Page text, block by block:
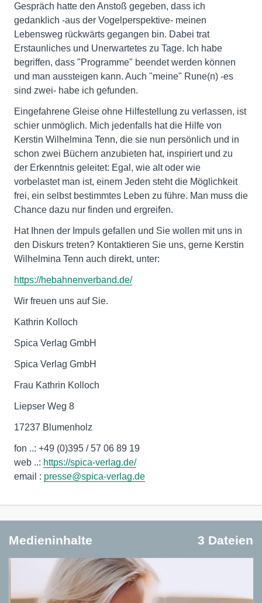
Gespräch hatte den Anstoß gegeben, dass ich
gedanklich -aus der Vogelperspektive- meinen
Lebensweg rückwärts gegangen bin. Dabei trat
Erstaunliches und Unerwartetes zu Tage. Ich habe
begriffen, dass "Programme" beendet werden können
und man aussteigen kann. Auch "meine" Rune(n) -es
sind zwei- habe ich gefunden.
Eingefahrene Gleise ohne Hilfestellung zu verlassen, ist
schier unmöglich. Mich jedenfalls hat die Hilfe von
Kerstin Wilhelmina Tenn, die sie nun persönlich und in
schon zwei Büchern anzubieten hat, inspiriert und zu
der Erkenntnis geleitet: Egal, wie alt oder wie
vorbelastet man ist, einem Jeden steht die Möglichkeit
frei, ein selbst bestimmtes Leben zu führe. Man muss die
Chance dazu nur finden und ergreifen.
Hat Ihnen der Impuls gefallen und Sie wollen mit uns in
den Diskurs treten? Kontaktieren Sie uns, gerne Kerstin
Wilhelmina Tenn auch direkt, unter:
https://hebahnenverband.de/
Wir freuen uns auf Sie.
Kathrin Kolloch
Spica Verlag GmbH
Spica Verlag GmbH
Frau Kathrin Kolloch
Liepser Weg 8
17237 Blumenholz
fon ..: +49 (0)395 / 57 06 89 19
web ..: https://spica-verlag.de/
email : presse@spica-verlag.de
Medieninhalte 3 Dateien